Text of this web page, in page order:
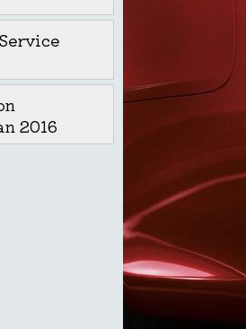
2016